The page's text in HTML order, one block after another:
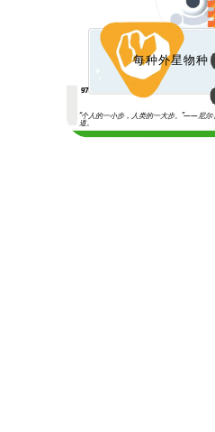
每种外星物种
97
“个人的一小步，人类的一大步。”——尼尔
道。